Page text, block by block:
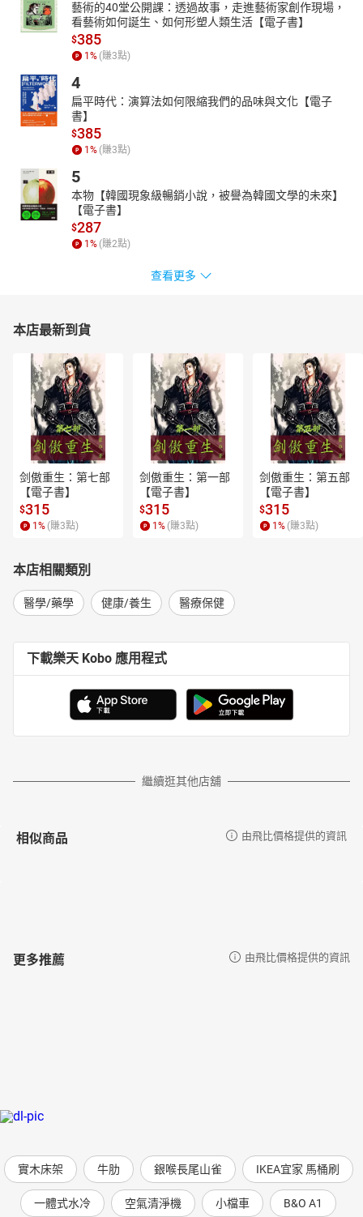
壓
◆馬上開始頭皮血管舒緩操
．按摩舒緩頭皮能降低血壓
．肩膀痛、頭痛、手腳冰冷問題也能得到改善
．替頸部及頭皮加溫也很有效
．按壓穴道能進一步降低血壓
．隨時隨地都能輕鬆進行
．建議1天進行數次
．時間、次數都要適量
．重點在於持之以恆
◆進行頭皮血管舒緩操前的注意事項
◆血壓備忘錄
◆隨時隨地馬上能做！頭皮血管舒緩操
◆單純加溫也有降血壓效果
．影響血壓的兩大因素
．收縮壓與舒張壓
．血壓取決於心輸出量與末梢血管阻力
◆血壓時時刻刻都在變動
．血壓在1天之中有高有低
．自律神經會控制血壓
◆什麼是高血壓？
．高壓140㎜Hg以上，或（且）低壓90㎜Hg以上
．導致高血壓的因素
◆不易發現的「隱匿型高血壓」
．在醫院量時血壓會變高的人（白袍高血壓）
．在家量時血壓會變高的人
◆高血壓是很可怕的！
．動脈硬化
．中風（腦出血、腦梗塞）
．心臟肥大、心臟衰竭
．慢性腎臟病（CKD）
◆血壓高低差距過大也很危險
．脈壓差是主動脈硬化的指標
．雌激素會保護女性的身體
◆遠離引發高血壓的生活習慣
增加高血壓風險的生活習慣⑥壓力
．改善手腳冰冷問題
．還能夠改善肌膚問題
◆調理自律神經，減輕身體不適
．減輕更年期特有的不適
．抑制交感神經過度運作
藝術的40堂公開課：透過故事，走進藝術家創作現場，
看藝術如何誕生、如何形塑人類生活【電子書】
$385
1 % (賺3點)
4
扁平時代：演算法如何限縮我們的品味與文化【電子
書】
$385
1 % (賺3點)
5
本物【韓國現象級暢銷小說，被譽為韓國文學的未來】
【電子書】
$287
1 % (賺2點)
查看更多
本店最新到貨
剑傲重生：第七部
【電子書】
$315
1 % (賺3點)
剑傲重生：第一部
【電子書】
$315
1 % (賺3點)
剑傲重生：第五部
【電子書】
$315
1 % (賺3點)
本店相關類別
醫學/藥學 健康/養生 醫療保健
下載樂天 Kobo 應用程式
繼續逛其他店舖
相似商品 由飛比價格提供的資訊
更多推薦 由飛比價格提供的資訊
實木床架 牛肋 銀喉長尾山雀 IKEA宜家 馬桶刷
一體式水冷 空氣清淨機 小檔車 B&O A1